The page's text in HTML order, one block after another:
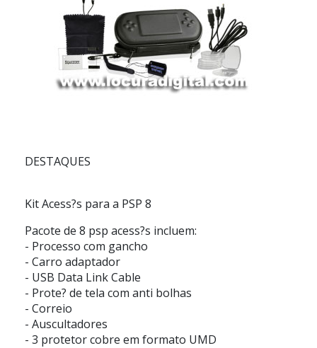
DESTAQUES
Kit Acess?s para a PSP 8
Pacote de 8 psp acess?s incluem:
- Processo com gancho
- Carro adaptador
- USB Data Link Cable
- Prote? de tela com anti bolhas
- Correio
- Auscultadores
- 3 protetor cobre em formato UMD